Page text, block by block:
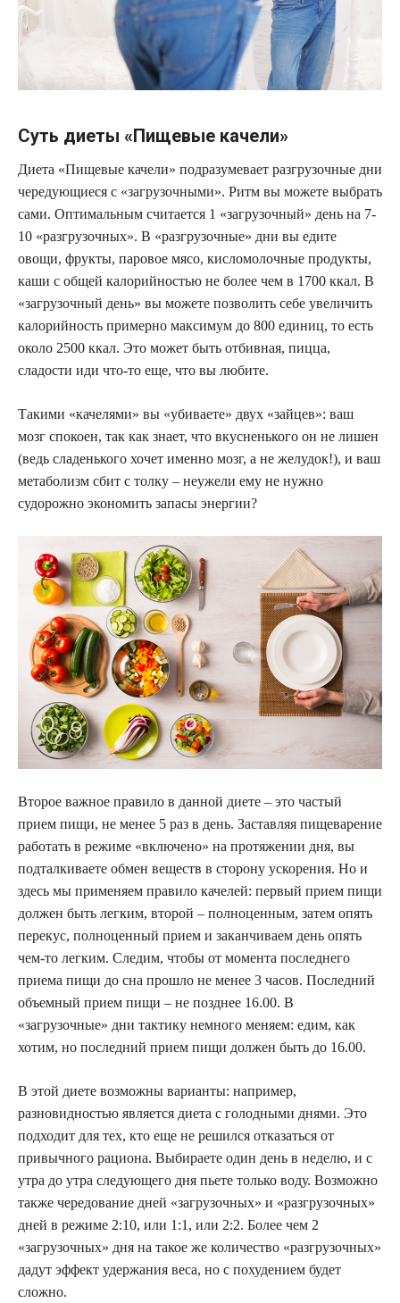
Суть диеты «Пищевые качели»
Диета «Пищевые качели» подразумевает разгрузочные дни
чередующиеся с «загрузочными». Ритм вы можете выбрать
сами. Оптимальным считается 1 «загрузочный» день на 7-
10 «разгрузочных». В «разгрузочные» дни вы едите
овощи, фрукты, паровое мясо, кисломолочные продукты,
каши с общей калорийностью не более чем в 1700 ккал. В
«загрузочный день» вы можете позволить себе увеличить
калорийность примерно максимум до 800 единиц, то есть
около 2500 ккал. Это может быть отбивная, пицца,
сладости иди что-то еще, что вы любите.
Такими «качелями» вы «убиваете» двух «зайцев»: ваш
мозг спокоен, так как знает, что вкусненького он не лишен
(ведь сладенького хочет именно мозг, а не желудок!), и ваш
метаболизм сбит с толку – неужели ему не нужно
судорожно экономить запасы энергии?
Второе важное правило в данной диете – это частый
прием пищи, не менее 5 раз в день. Заставляя пищеварение
работать в режиме «включено» на протяжении дня, вы
подталкиваете обмен веществ в сторону ускорения. Но и
здесь мы применяем правило качелей: первый прием пищи
должен быть легким, второй – полноценным, затем опять
перекус, полноценный прием и заканчиваем день опять
чем-то легким. Следим, чтобы от момента последнего
приема пищи до сна прошло не менее 3 часов. Последний
объемный прием пищи – не позднее 16.00. В
«загрузочные» дни тактику немного меняем: едим, как
хотим, но последний прием пищи должен быть до 16.00.
В этой диете возможны варианты: например,
разновидностью является диета с голодными днями. Это
подходит для тех, кто еще не решился отказаться от
привычного рациона. Выбираете один день в неделю, и с
утра до утра следующего дня пьете только воду. Возможно
также чередование дней «загрузочных» и «разгрузочных»
дней в режиме 2:10, или 1:1, или 2:2. Более чем 2
«загрузочных» дня на такое же количество «разгрузочных»
дадут эффект удержания веса, но с похудением будет
сложно.